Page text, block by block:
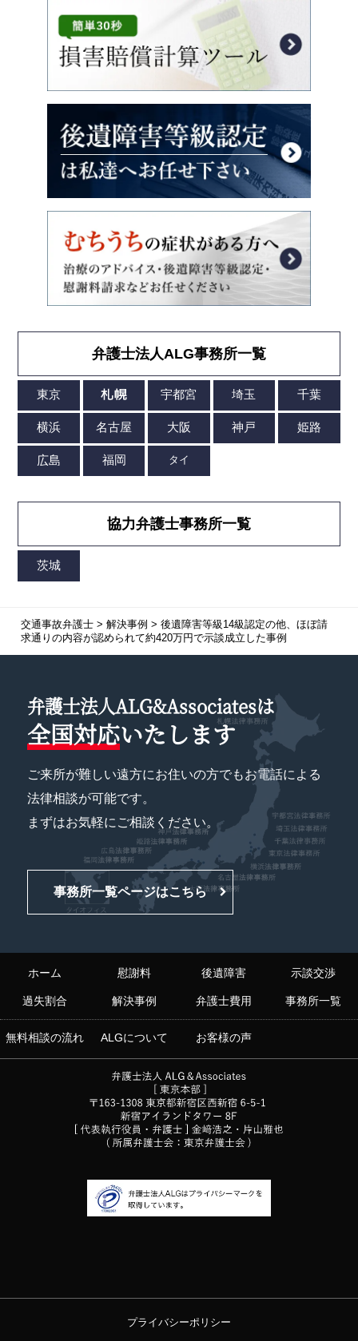
弁護士法人ALG事務所一覧
協力弁護士事務所一覧
交通事故弁護士> 解決事例 > 後遺障害等級14級認定の他、 ほぼ請
求通りの内容が認められて約420万円で示談成立 した事例
弁護士法人ALG&Associatesは
全国対応いたします
ご来所が難しい遠方にお住いの方でもお電話による
法律相談が可能です。
まずはお気軽にご相談ください。
事務所一覧ページはこちら
ホーム 慰謝料 後遺障害 示談交渉
過失割合 解決事例 弁護士費用 事務所一覧
無料相談の流れ ALGについて お客様の声
プライバシーポリシー